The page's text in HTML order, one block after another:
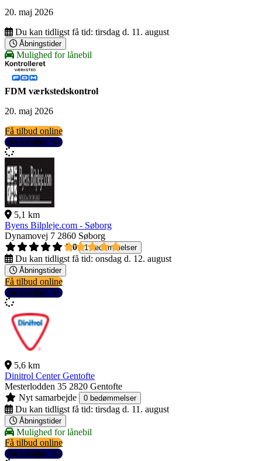
20. maj 2026
Du kan tidligst få tid: tirsdag d. 11. august
Åbningstider
Mulighed for lånebil
FDM værkstedskontrol
20. maj 2026
Få tilbud online
Se detaljer
5,1 km
Byens Bilpleje.com - Søborg
Dynamovej 7 2860 Søborg
5,0
1 bedømmelser
Du kan tidligst få tid: onsdag d. 12. august
Åbningstider
Få tilbud online
Se detaljer
5,6 km
Dinitrol Center Gentofte
Mesterlodden 35 2820 Gentofte
Nyt samarbejde
0 bedømmelser
Du kan tidligst få tid: tirsdag d. 11. august
Åbningstider
Mulighed for lånebil
Få tilbud online
Se detaljer